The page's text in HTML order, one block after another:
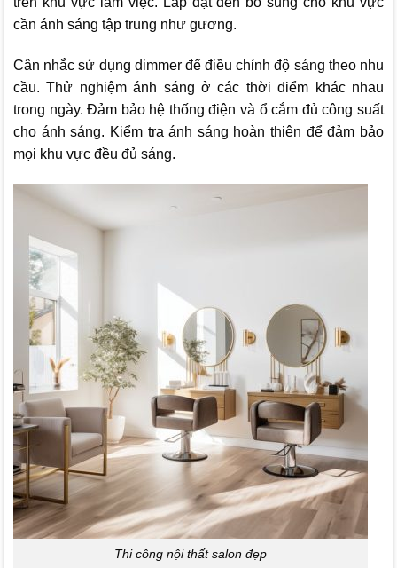
cần ánh sáng tập trung như gương.
Cân nhắc sử dụng dimmer để điều chỉnh độ sáng theo nhu
cầu. Thử nghiệm ánh sáng ở các thời điểm khác nhau
trong ngày. Đảm bảo hệ thống điện và ổ cắm đủ công suất
cho ánh sáng. Kiểm tra ánh sáng hoàn thiện để đảm bảo
mọi khu vực đều đủ sáng.
Thi công nội thất salon đẹp